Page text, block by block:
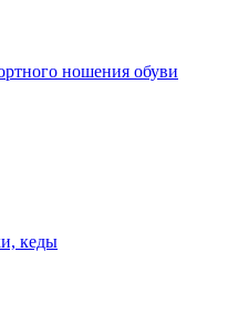
ношения обуви
кеды